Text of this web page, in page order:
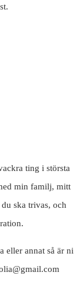
ting i största
min familj, mitt
ska trivas, och
eller annat så är ni